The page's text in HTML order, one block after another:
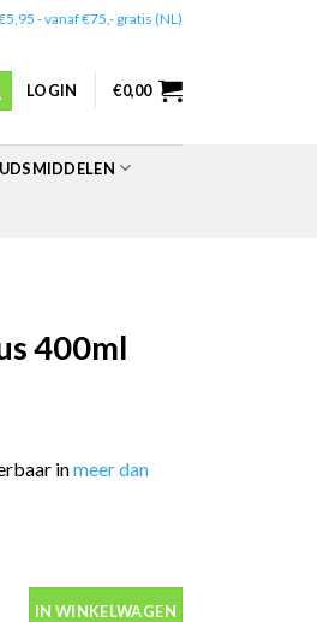
- vanaf €75,- gratis (NL)
LOGIN €0,00
400ml
inmeer dan
IN WINKELWAGEN